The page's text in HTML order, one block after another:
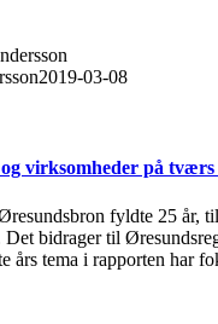
2019-03-08
virksomheder på
fyldte 25 år,
bidrager til
tema i rapporten har